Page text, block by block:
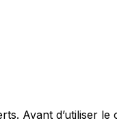
Avant d’utiliser le